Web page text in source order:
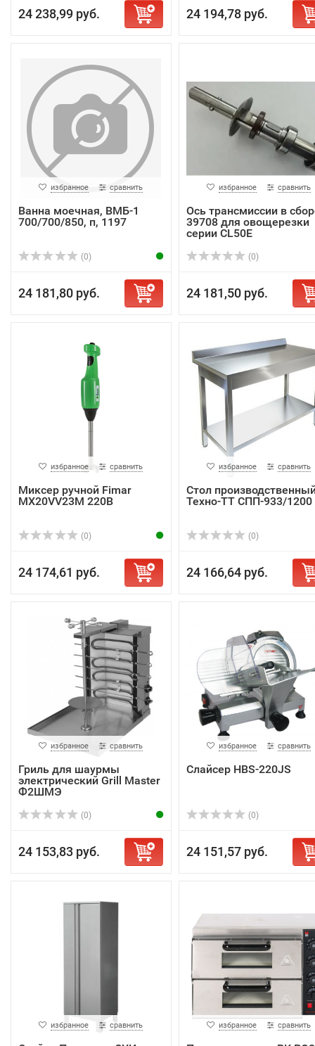
24 238,99 руб. 24 194,78 руб.
избранное сравнить
Ванна моечная, ВМБ-1
700/700/850, п, 1197
(0)
24 181,80 руб.
избранное сравнить
Ось трансмиссии в
39708 для овощерезки
серии CL50E
(0)
24 181,50 руб.
избранное сравнить
Миксер ручной Fimar
MX20VV23M 220В
(0)
24 174,61 руб.
избранное сравнить
Стол
Техно-ТТ СПП-933/1200
(0)
24 166,64 руб.
избранное сравнить
Гриль для шаурмы
электрический Grill Master
Ф2ШМЭ
(0)
24 153,83 руб.
избранное сравнить
Слайсер HBS-220JS
(0)
24 151,57 руб.
избранное сравнить избранное сравнить